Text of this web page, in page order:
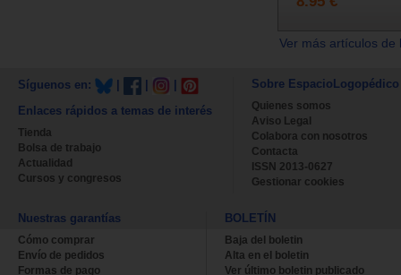
Ver más artículos
Síguenos en:
Enlaces rápidos a temas de interés
Tienda
Bolsa de trabajo
Actualidad
Cursos y congresos
Sobre EspacioLogopédico
Quienes somos
Aviso Legal
Colabora con nosotros
Contacta
ISSN 2013-0627
Gestionar cookies
Nuestras garantías
Cómo comprar
Envío de pedidos
Formas de pago
BOLETÍN
Baja del boletin
Alta en el boletin
Ver último boletin publicado